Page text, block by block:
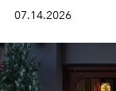
mutfağını
tematik
Paylaşıma,
07.14.2026